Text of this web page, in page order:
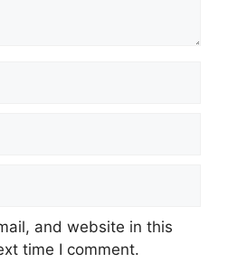
and website in this
time I comment.